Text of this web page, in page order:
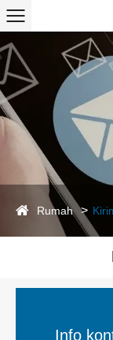
Rumah
Info